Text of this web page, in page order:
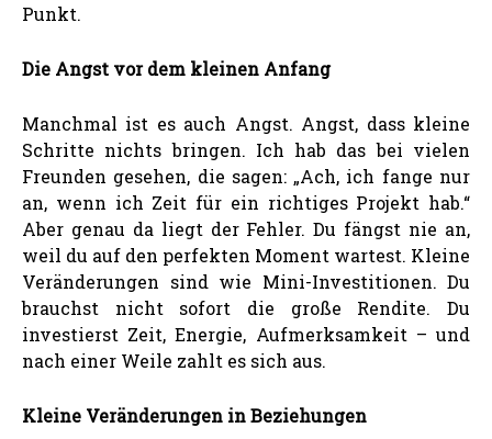
Punkt.
Die Angst vor dem kleinen Anfang
Manchmal ist es auch Angst. Angst, dass kleine
Schritte nichts bringen. Ich hab das bei vielen
Freunden gesehen, die sagen: „Ach, ich fange nur
an, wenn ich Zeit für ein richtiges Projekt hab.“
Aber genau da liegt der Fehler. Du fängst nie an,
weil du auf den perfekten Moment wartest. Kleine
Veränderungen sind wie Mini-Investitionen. Du
brauchst nicht sofort die große Rendite. Du
investierst Zeit, Energie, Aufmerksamkeit – und
nach einer Weile zahlt es sich aus.
Kleine Veränderungen in Beziehungen